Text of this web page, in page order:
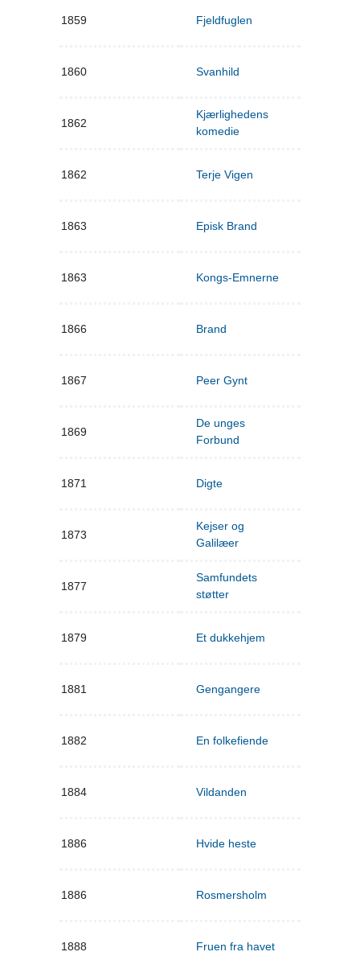
1859 Fjeldfuglen
1860 Svanhild
1862
Kjærlighedens
komedie
1862 Terje Vigen
1863 Episk Brand
1863 Kongs-Emnerne
1866 Brand
1867 Peer Gynt
1869
De unges
Forbund
1871 Digte
1873
Kejser og
Galilæer
1877
Samfundets
støtter
1879 Et dukkehjem
1881 Gengangere
1882 En folkefiende
1884 Vildanden
1886 Hvide heste
1886 Rosmersholm
1888 Fruen fra havet